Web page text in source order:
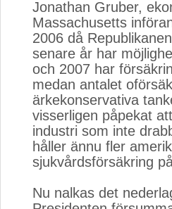
Jonathan Gruber,
Massachusetts
2006 då
senare år har
och 2007 har
medan antalet
ärkekonservativa
visserligen påpekat
industri som inte
håller ännu fler
sjukvårdsförsäkring
Nu nalkas det